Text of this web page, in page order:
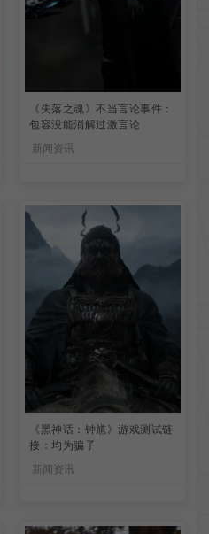
《失落之魂》不当言论事件：
包容没能消解过激言论
新闻资讯
《黑神话：钟馗》游戏测试链
接：均为骗子
新闻资讯